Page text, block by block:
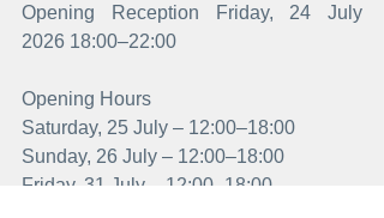
Opening Reception
Friday, 24 July
2026 18:00–22:00
Opening Hours
Saturday, 25 July – 12:00–18:00
Sunday, 26 July – 12:00–18:00
Friday, 31 July – 12:00–18:00